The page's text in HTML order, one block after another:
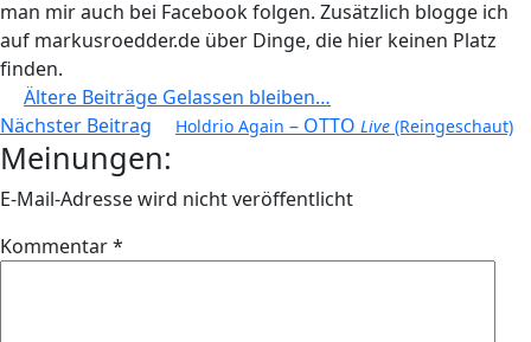
man mir auch bei Facebook folgen. Zusätzlich blogge ich
auf markusroedder.de über Dinge, die hier keinen Platz
finden.
Beitragsnavigation
Ältere Beiträge Gelassen bleiben…
Nächster Beitrag
Holdrio Again – OTTO Live (Reingeschaut)
Meinungen:
E-Mail-Adresse wird nicht veröffentlicht
Kommentar*